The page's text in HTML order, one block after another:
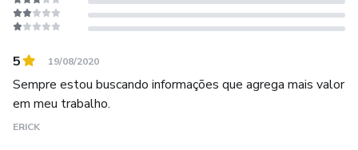
5 19/08/2020
Sempre estou buscando informações que agrega mais valor
em meu trabalho.
ERICK